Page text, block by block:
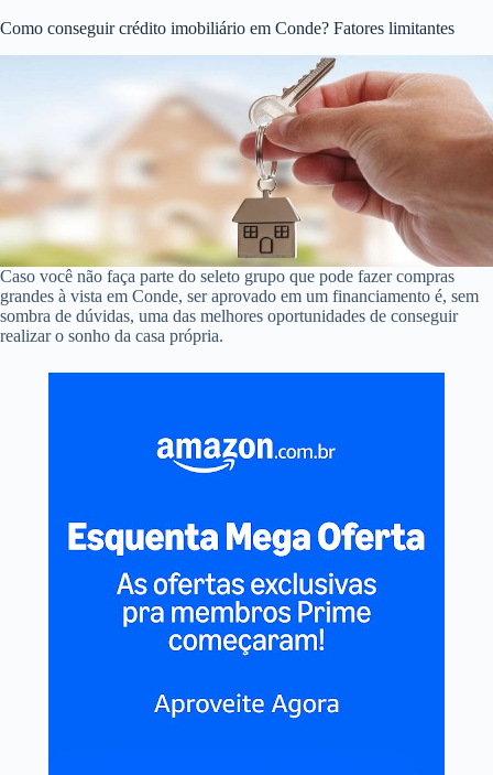
Como conseguir crédito imobiliário em Conde? Fatores limitantes
Caso você não faça parte do seleto grupo que pode fazer compras
grandes à vista em Conde, ser aprovado em um financiamento é, sem
sombra de dúvidas, uma das melhores oportunidades de conseguir
realizar o sonho da casa própria.